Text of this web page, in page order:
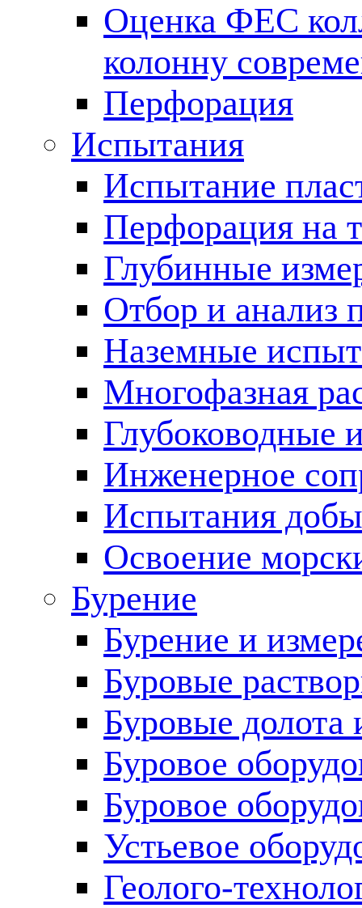
Оценка ФЕС
колонну
Перфорация
Испытания
Испытание
Перфорация на
Глубинные
Отбор и анализ
Наземные
Многофазная
Глубоководные
Инженерное
Испытания
Освоение
Бурение
Бурение и
Буровые
Буровые долота
Буровое
Буровое
Устьевое
Геолого-